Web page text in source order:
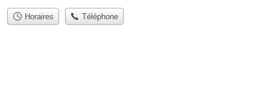
Horaires Téléphone